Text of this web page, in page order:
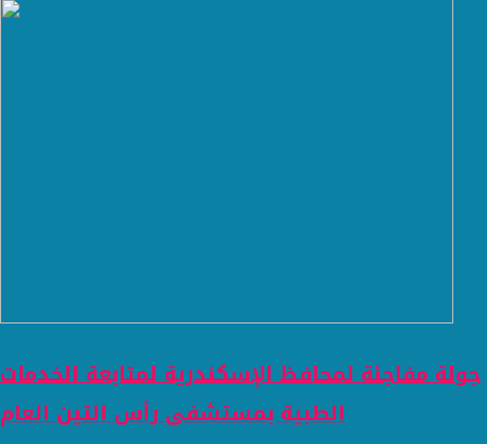
جولة مفاجئة لمحافظ الإسكندرية لمتابعة الخدمات
الطبية بمستشفى رأس التين العام